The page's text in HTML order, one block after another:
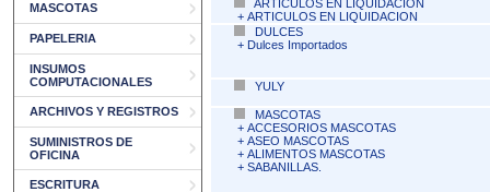
MASCOTAS
PAPELERIA
INSUMOS
COMPUTACIONALES
ARCHIVOS Y REGISTROS
SUMINISTROS DE
OFICINA
ESCRITURA
ARTICULOS EN LIQUIDACION
+ ARTICULOS EN LIQUIDACION
DULCES
+ Dulces Importados
YULY
MASCOTAS
+ ACCESORIOS MASCOTAS
+ ASEO MASCOTAS
+ ALIMENTOS MASCOTAS
+ SABANILLAS.